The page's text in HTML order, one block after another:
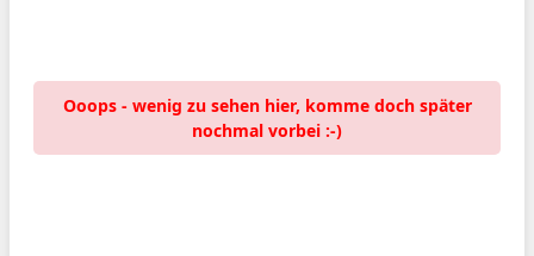
Ooops - wenig zu sehen hier, komme doch später
nochmal vorbei :-)